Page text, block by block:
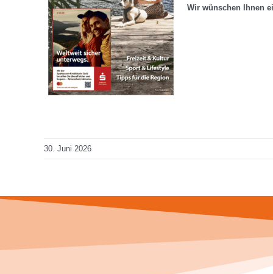
Wir wünschen Ihnen
30. Juni 2026